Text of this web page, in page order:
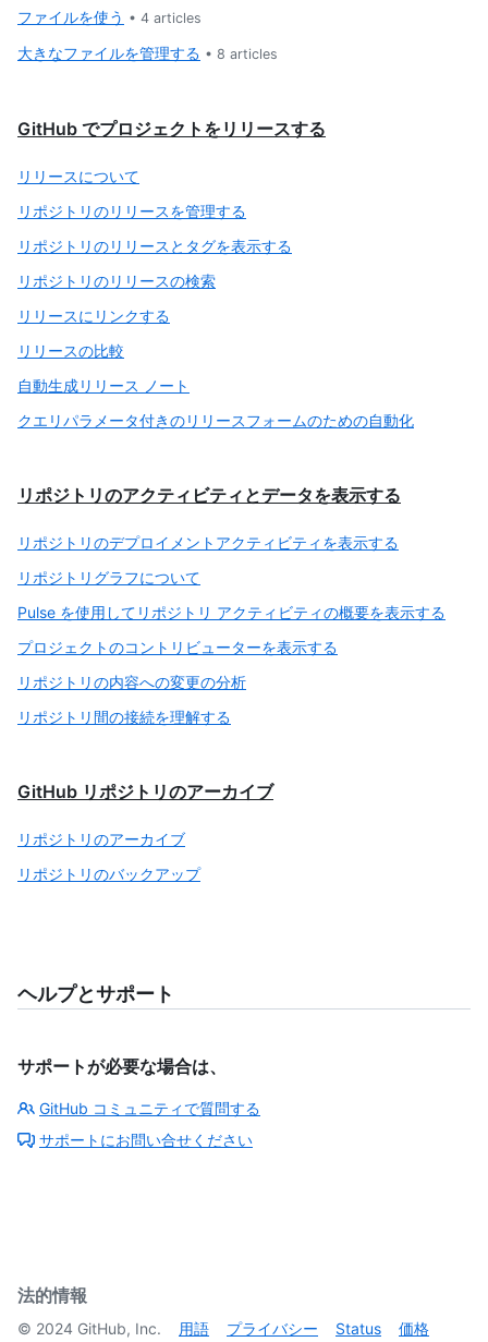
ファイルを使う • 4 articles
大きなファイルを管理する • 8 articles
GitHub でプロジェクトをリリースする
リリースについて
リポジトリのリリースを管理する
リポジトリのリリースとタグを表示する
リポジトリのリリースの検索
リリースにリンクする
リリースの比較
自動生成リリース ノート
クエリパラメータ付きのリリースフォームのための自動化
リポジトリのアクティビティとデータを表示する
リポジトリのデプロイメントアクティビティを表示する
リポジトリグラフについて
Pulse を使用してリポジトリ アクティビティの概要を表示する
プロジェクトのコントリビューターを表示する
リポジトリの内容への変更の分析
リポジトリ間の接続を理解する
GitHub リポジトリのアーカイブ
リポジトリのアーカイブ
リポジトリのバックアップ
ヘルプとサポート
サポートが必要な場合は、
GitHub コミュニティで質問する
サポートにお問い合せください
法的情報
© 2024 GitHub, Inc. 用語 プライバシー Status 価格